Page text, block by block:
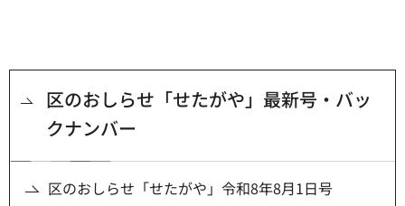
区のおしらせ「せたがや」最新号・バッ
クナンバー
区のおしらせ「せたがや」令和8年8月1日号